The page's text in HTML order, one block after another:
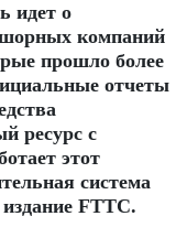
идет о
компаний
прошло более
отчеты
ресурс с
этот
система
издание FTTC.